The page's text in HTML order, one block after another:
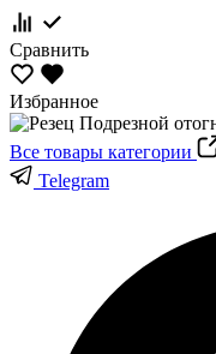
Сравнить
Избранное
Все товары категории
Telegram